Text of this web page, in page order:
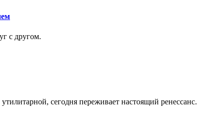
с другом.
сегодня переживает настоящий ренессанс.